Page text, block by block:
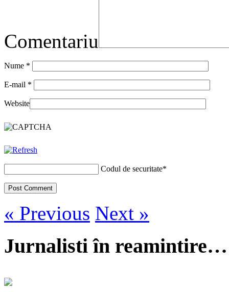
Comentariu
Nume *
E-mail *
Website
Codul de securitate*
« Previous Next »
Jurnalisti în reamintire…